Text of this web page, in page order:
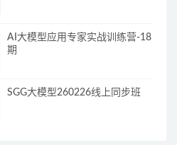
AI大模型应用专家实战训练营-18
期
SGG大模型260226线上同步班